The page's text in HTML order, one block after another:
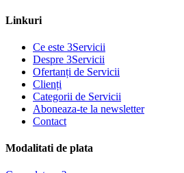
Linkuri
Ce este 3Servicii
Despre 3Servicii
Ofertanți de Servicii
Clienți
Categorii de Servicii
Aboneaza-te la newsletter
Contact
Modalitati de plata